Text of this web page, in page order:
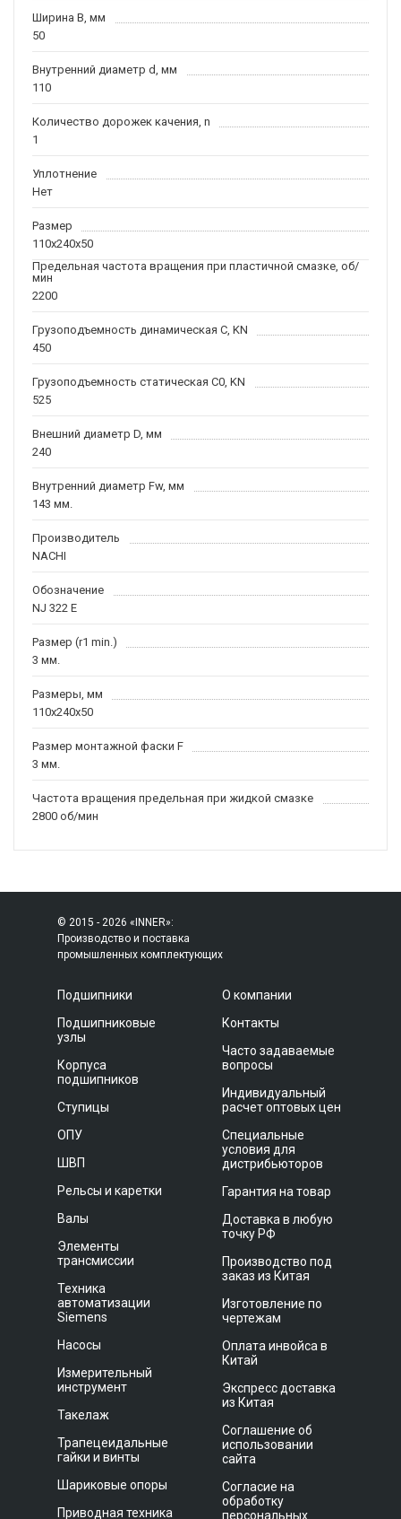
Ширина B, мм
50
Внутренний диаметр d, мм
110
Количество дорожек качения, n
1
Уплотнение
Нет
Размер
110x240x50
Предельная частота вращения при пластичной смазке, об/
мин
2200
Грузоподъемность динамическая C, KN
450
Грузоподъемность статическая C0, KN
525
Внешний диаметр D, мм
240
Внутренний диаметр Fw, мм
143 мм.
Производитель
NACHI
Обозначение
NJ 322 E
Размер (r1 min.)
3 мм.
Размеры, мм
110x240x50
Размер монтажной фаски F
3 мм.
Частота вращения предельная при жидкой смазке
2800 об/мин
© 2015 - 2026 «INNER»:
Производство и поставка
промышленных комплектующих
Подшипники
Подшипниковые
узлы
Корпуса
подшипников
Ступицы
ОПУ
ШВП
Рельсы и каретки
Валы
Элементы
трансмиссии
Техника
автоматизации
Siemens
Насосы
Измерительный
инструмент
Такелаж
Трапецеидальные
гайки и винты
Шариковые опоры
Приводная техника
О компании
Контакты
Часто задаваемые
вопросы
Индивидуальный
расчет оптовых цен
Специальные
условия для
дистрибьюторов
Гарантия на товар
Доставка в любую
точку РФ
Производство под
заказ из Китая
Изготовление по
чертежам
Оплата инвойса в
Китай
Экспресс доставка
из Китая
Соглашение об
использовании
сайта
Согласие на
обработку
персональных